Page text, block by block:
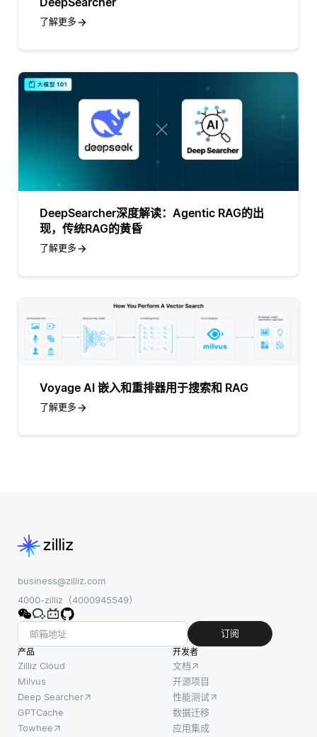
了解更多
DeepSearcher深度解读：Agentic RAG的出
现，传统RAG的黄昏
了解更多
Voyage AI 嵌入和重排器用于搜索和 RAG
了解更多
business@zilliz.com
4000-zilliz（4000945549）
订阅
产品
Zilliz Cloud
Milvus
Deep Searcher
GPTCache
Towhee
开发者
文档
开源项目
性能测试
数据迁移
应用集成